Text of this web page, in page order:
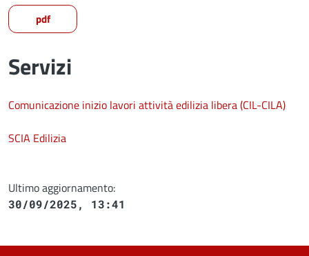
pdf
Servizi
Comunicazione inizio lavori attività edilizia libera (CIL-CILA)
SCIA Edilizia
Ultimo aggiornamento:
30/09/2025, 13:41